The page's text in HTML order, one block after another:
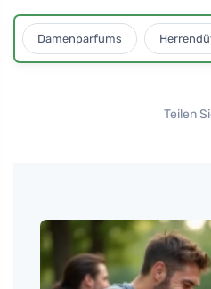
Damenparfums
Teilen